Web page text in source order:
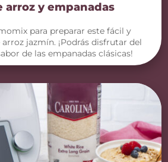
arroz y empanadas
para preparar este fácil y
jazmín. ¡Podrás disfrutar del
de las empanadas clásicas!